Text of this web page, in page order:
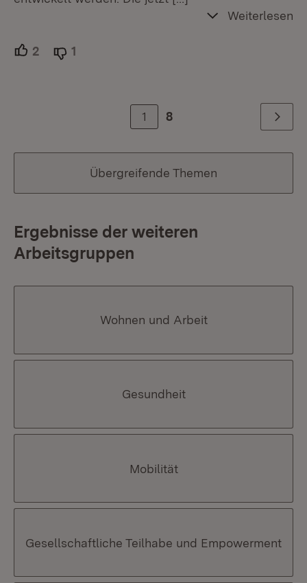
Weiterlesen
2 Unterstützer.
1
1 8 Weiter
Übergreifende Themen
Ergebnisse der weiteren
Arbeitsgruppen
Wohnen und Arbeit
Gesundheit
Mobilität
Gesellschaftliche Teilhabe und Empowerment